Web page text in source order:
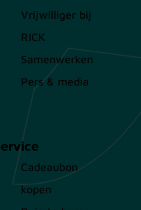
Vrijwilliger bij
RICK
Samenwerken
Pers & media
Cadeaubon
kopen